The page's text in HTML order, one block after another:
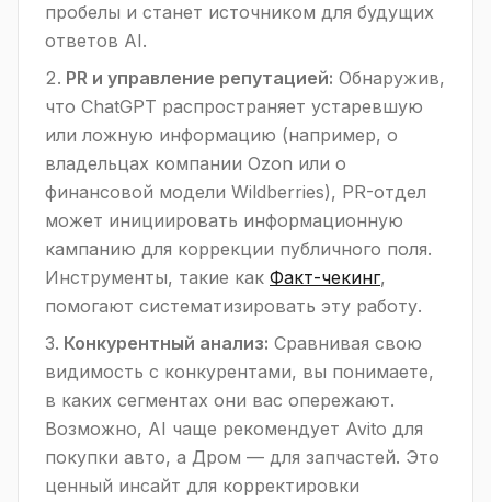
пробелы и станет источником для будущих
ответов AI.
PR и управление репутацией: Обнаружив,
что ChatGPT распространяет устаревшую
или ложную информацию (например, о
владельцах компании Ozon или о
финансовой модели Wildberries), PR-отдел
может инициировать информационную
кампанию для коррекции публичного поля.
Инструменты, такие как Факт-чекинг,
помогают систематизировать эту работу.
Конкурентный анализ: Сравнивая свою
видимость с конкурентами, вы понимаете,
в каких сегментах они вас опережают.
Возможно, AI чаще рекомендует Avito для
покупки авто, а Дром — для запчастей. Это
ценный инсайт для корректировки